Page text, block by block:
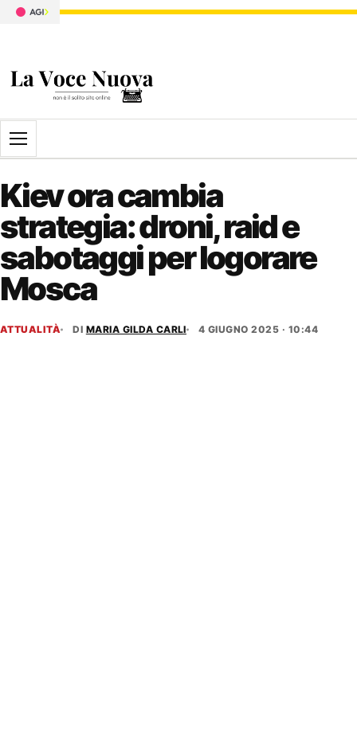
Apri il menu
Kiev ora cambia
strategia: droni, raid e
sabotaggi per logorare
Mosca
ATTUALITÀ DI MARIA GILDA CARLI 4 GIUGNO 2025 · 10:44